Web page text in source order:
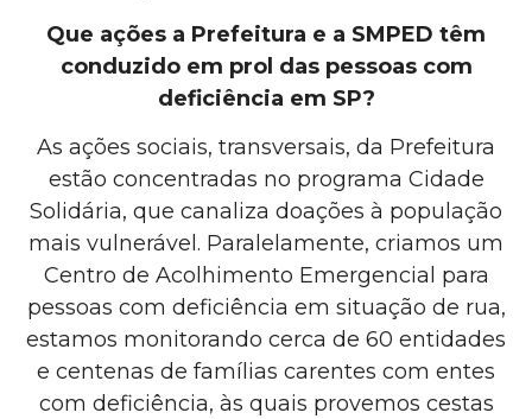
Que ações a Prefeitura e a SMPED têm
conduzido em prol das pessoas com
deficiência em SP?
As ações sociais, transversais, da Prefeitura
estão concentradas no programa Cidade
Solidária, que canaliza doações à população
mais vulnerável. Paralelamente, criamos um
Centro de Acolhimento Emergencial para
pessoas com deficiência em situação de rua,
estamos monitorando cerca de 60 entidades
e centenas de famílias carentes com entes
com deficiência, às quais provemos cestas